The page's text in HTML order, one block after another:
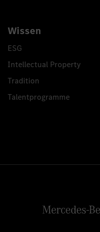
Wissen
ESG
Intellectual Property
Tradition
Talentprogramme